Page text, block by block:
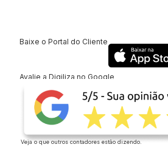
Baixe o Portal do Cliente
Avalie a Digiliza no Google
Veja o que outros contadores estão dizendo.